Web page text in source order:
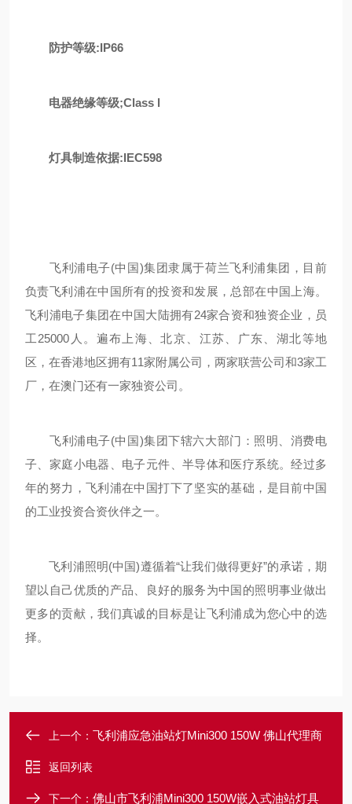
防护等级:IP66
电器绝缘等级;Class l
灯具制造依据:IEC598
飞利浦电子(中国)集团隶属于荷兰飞利浦集团，目前
负责飞利浦在中国所有的投资和发展，总部在中国上海。
飞利浦电子集团在中国大陆拥有24家合资和独资企业，员
工25000人。遍布上海、北京、江苏、广东、湖北等地
区，在香港地区拥有11家附属公司，两家联营公司和3家工
厂，在澳门还有一家独资公司。
飞利浦电子(中国)集团下辖六大部门：照明、消费电
子、家庭小电器、电子元件、半导体和医疗系统。经过多
年的努力，飞利浦在中国打下了坚实的基础，是目前中国
的工业投资合资伙伴之一。
飞利浦照明(中国)遵循着“让我们做得更好”的承诺，期
望以自己优质的产品、良好的服务为中国的照明事业做出
更多的贡献，我们真诚的目标是让飞利浦成为您心中的选
择。
上一个： 飞利浦应急油站灯Mini300 150W 佛山代理商
返回列表
下一个： 佛山市飞利浦Mini300 150W嵌入式油站灯具